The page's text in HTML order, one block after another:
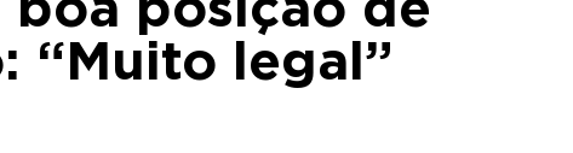
boa posição de
“Muito legal”